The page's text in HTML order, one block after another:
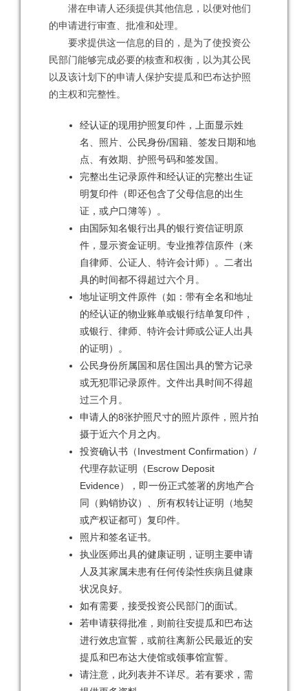
潜在申请人还须提供其他信息，以便对他们
的申请进行审查、批准和处理。
要求提供这一信息的目的，是为了使投资公
民部门能够完成必要的核查和权衡，以为其公民
以及该计划下的申请人保护安提瓜和巴布达护照
的主权和完整性。
经认证的现用护照复印件，上面显示姓
名、照片、公民身份/国籍、签发日期和地
点、有效期、护照号码和签发国。
完整出生记录原件和经认证的完整出生证
明复印件（即还包含了父母信息的出生
证，或户口簿等）。
由国际知名银行出具的银行资信证明原
件，显示资金证明。专业推荐信原件（来
自律师、公证人、特许会计师）。二者出
具的时间都不得超过六个月。
地址证明文件原件（如：带有全名和地址
的经认证的物业账单或银行结单复印件，
或银行、律师、特许会计师或公证人出具
的证明）。
公民身份所属国和居住国出具的警方记录
或无犯罪记录原件。文件出具时间不得超
过三个月。
申请人的8张护照尺寸的照片原件，照片拍
摄于近六个月之内。
投资确认书（Investment Confirmation）/
代理存款证明（Escrow Deposit
Evidence），即一份正式签署的房地产合
同（购销协议）、所有权转让证明（地契
或产权证都可）复印件。
照片和签名证书。
执业医师出具的健康证明，证明主要申请
人及其家属未患有任何传染性疾病且健康
状况良好。
如有需要，接受投资公民部门的面试。
若申请获得批准，则前往安提瓜和巴布达
进行效忠宣誓，或前往离新公民最近的安
提瓜和巴布达大使馆或领事馆宣誓。
请注意，此列表并不详尽。若有要求，需